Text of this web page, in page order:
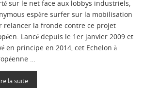
sur le net face aux lobbys industriels,
espère surfer sur la mobilisation
relancer la fronde contre ce projet
Lancé depuis le 1er janvier 2009 et
en principe en 2014, cet Echelon à
…
la suite